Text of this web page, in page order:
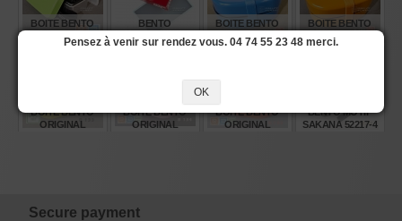
BOITE BENTO
DELI VERT
POMME
BENTO
CHRYSANTHEME
ROUGE 900 ML.
BOITE BENTO
ORIGINAL
COLLECTION
BOITE BENTO
ORIGINAL
COLLECTION
BOITE BENTO
ORIGINAL
BOITE BENTO
ORIGINAL
BOITE BENTO
ORIGINAL
BENTO MOTIF
SAKANA 52217-4
Secure payment
Pensez à venir sur rendez vous. 04 74 55 23 48 merci.
OK